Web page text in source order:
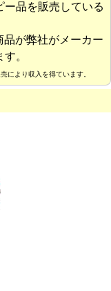
ー品を販売している
品が弊社がメーカー
。
により収入を得ています。